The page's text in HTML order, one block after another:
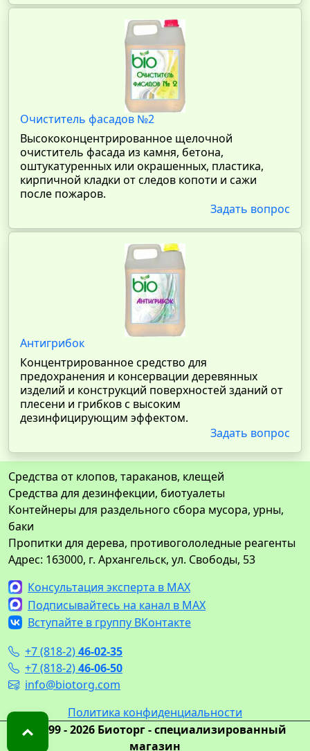
Очиститель фасадов №2
Высококонцентрированное щелочной
очиститель фасада из камня, бетона,
оштукатуренных или окрашенных, пластика,
кирпичной кладки от следов копоти и сажи
после пожаров.
Задать вопрос
Антигрибок
Концентрированное средство для
предохранения и консервации деревянных
изделий и конструкций поверхностей зданий от
плесени и грибков с высоким
дезинфицирующим эффектом.
Задать вопрос
Средства от клопов, тараканов, клещей
Средства для дезинфекции, биотуалеты
Контейнеры для раздельного сбора мусора, урны,
баки
Пропитки для дерева, противогололедные реагенты
Адрес: 163000, г. Архангельск, ул. Свободы, 53
Консультация эксперта в MAX
Подписывайтесь на канал в MAX
Вступайте в группу ВКонтакте
+7 (818-2)46-02-35
+7 (818-2)46-06-50
info@biotorg.com
Политика конфиденциальности
© 1999 - 2026 Биоторг - специализированный
магазин